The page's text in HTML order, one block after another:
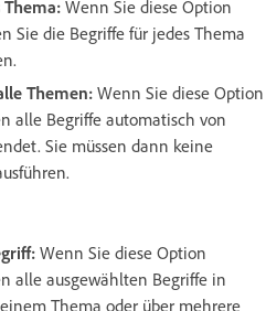
Wenn Sie diese Option
Sie die Begriffe für jedes Thema
Themen: Wenn Sie diese Option
alle Begriffe automatisch von
Sie müssen dann keine
Wenn Sie diese Option
alle ausgewählten Begriffe in
Thema oder über mehrere